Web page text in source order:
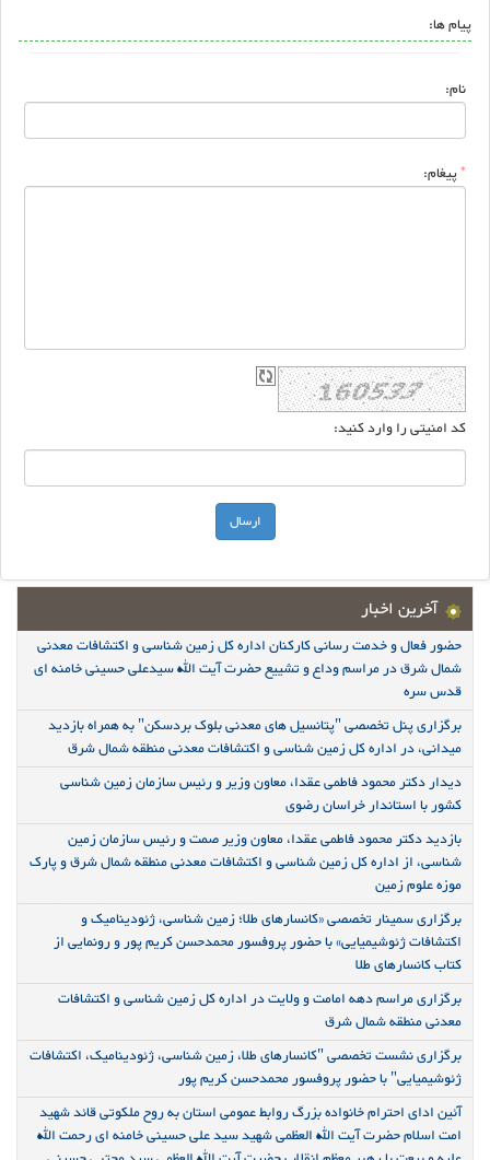
پیام ها:
نام:
*پیغام:
کد امنیتی را وارد کنید:
آخرین اخبار
حضور فعال و خدمت رسانی کارکنان اداره کل زمین شناسی و اکتشافات معدنی
شمال شرق در مراسم وداع و تشییع حضرت آیت الله سیدعلی حسینی خامنه ای
قدس سره
برگزاری پنل تخصصی "پتانسیل های معدنی بلوک بردسکن" به همراه بازدید
میدانی، در اداره کل زمین شناسی و اکتشافات معدنی منطقه شمال شرق
دیدار دکتر محمود فاطمی عقدا، معاون وزیر و رئیس سازمان زمین شناسی
کشور با استاندار خراسان رضوی
بازدید دکتر محمود فاطمی عقدا، معاون وزیر صمت و رئیس سازمان زمین
شناسی، از اداره کل زمین شناسی و اکتشافات معدنی منطقه شمال شرق و پارک
موزه علوم زمین
برگزاری سمینار تخصصی «کانسارهای طلا؛ زمین شناسی، ژئودینامیک و
اکتشافات ژئوشیمیایی» با حضور پروفسور محمدحسن کریم پور و رونمایی از
کتاب کانسارهای طلا
برگزاری مراسم دهه امامت و ولایت در اداره کل زمین شناسی و اکتشافات
معدنی منطقه شمال شرق
برگزاری نشست تخصصی "کانسارهای طلا، زمین شناسی، ژئودینامیک، اکتشافات
ژئوشیمیایی" با حضور پروفسور محمدحسن کریم پور
آئین ادای احترام خانواده بزرگ روابط عمومی استان به روح ملکوتی قائد شهید
امت اسلام حضرت آیت الله العظمی شهید سید علی حسینی خامنه ای رحمت الله